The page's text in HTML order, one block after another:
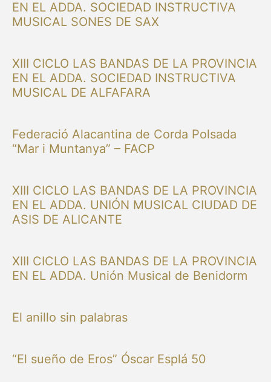
EN EL ADDA. SOCIEDAD INSTRUCTIVA
MUSICAL SONES DE SAX
XIII CICLO LAS BANDAS DE LA PROVINCIA
EN EL ADDA. SOCIEDAD INSTRUCTIVA
MUSICAL DE ALFAFARA
Federació Alacantina de Corda Polsada
“Mar i Muntanya” – FACP
XIII CICLO LAS BANDAS DE LA PROVINCIA
EN EL ADDA. UNIÓN MUSICAL CIUDAD DE
ASIS DE ALICANTE
XIII CICLO LAS BANDAS DE LA PROVINCIA
EN EL ADDA. Unión Musical de Benidorm
El anillo sin palabras
“El sueño de Eros” Óscar Esplá 50